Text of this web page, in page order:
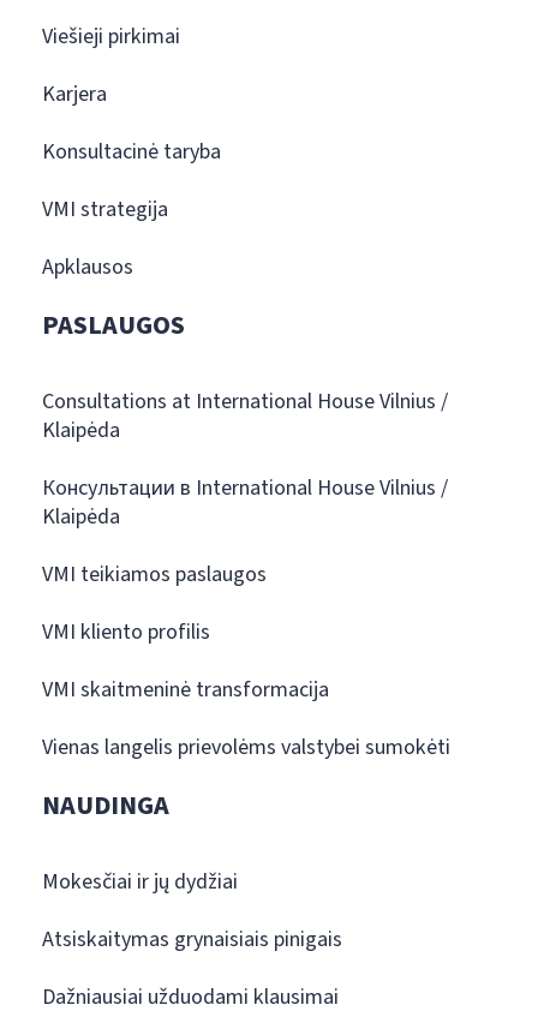
Viešieji pirkimai
Karjera
Konsultacinė taryba
VMI strategija
Apklausos
PASLAUGOS
Consultations at International House Vilnius /
Klaipėda
Консультации в International House Vilnius /
Klaipėda
VMI teikiamos paslaugos
VMI kliento profilis
VMI skaitmeninė transformacija
Vienas langelis prievolėms valstybei sumokėti
NAUDINGA
Mokesčiai ir jų dydžiai
Atsiskaitymas grynaisiais pinigais
Dažniausiai užduodami klausimai